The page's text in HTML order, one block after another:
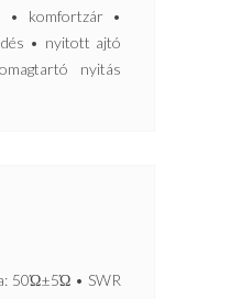
• komfortzár •
• nyitott ajtó
nyitás
50Ώ±5Ώ • SWR